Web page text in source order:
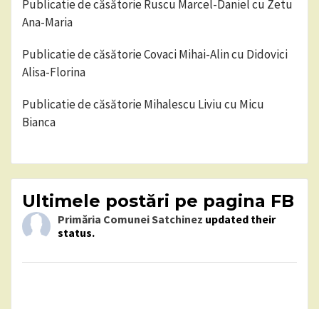
Publicatie de căsătorie Ruscu Marcel-Daniel cu Zetu
Ana-Maria
Publicatie de căsătorie Covaci Mihai-Alin cu Didovici
Alisa-Florina
Publicatie de căsătorie Mihalescu Liviu cu Micu
Bianca
Ultimele postări pe pagina FB
Primăria Comunei Satchinez updated their
status.